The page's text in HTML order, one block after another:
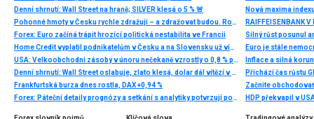
Denní shrnutí: Wall Street na hraně; SILVER klesá o 5 % 🚨
Pohonné hmoty v Česku rychle zdražují – a zdražovat budou. Ropa zřejmě brzy pokoří hranici 100 dolarů za barel
Forex: Euro začíná trápit hrozící politická nestabilita ve Francii
Home Credit vyplatil podnikatelům v Česku a na Slovensku už více než miliardu korun
USA: Velkoobchodní zásoby v únoru nečekaně vzrostly o 0,8 % při očekávání mírného poklesu
Denní shrnutí: Wall Street oslabuje, zlato klesá, dolar dál vítězí v režimu risk-off (20.03.2026)
Frankfurtská burza dnes rostla, DAX +0,94 %
Forex: Páteční detaily prognózy a setkání s analytiky potvrzují politiku “opatrnosti”
Nová maxima
RAIFFEISENBANK
Silný růst posunul
Euro je stále
Inflace a silná
Přichází čas růstu
Začnite
HDP překvapil v